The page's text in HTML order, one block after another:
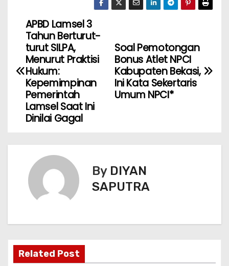
Soal Pemotongan
Bonus Atlet NPCI
Kabupaten Bekasi,
Ini Kata Sekertaris
Umum NPCI*
APBD Lamsel 3
Tahun Berturut-
turut SILPA,
Menurut Praktisi
Hukum:
Kepemimpinan
Pemerintah
Lamsel Saat Ini
Dinilai Gagal
By DIYAN
SAPUTRA
Related Post